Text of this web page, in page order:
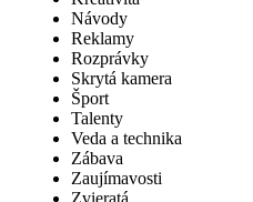
Návody
Reklamy
Rozprávky
Skrytá kamera
Šport
Talenty
Veda a technika
Zábava
Zaujímavosti
Zvieratá